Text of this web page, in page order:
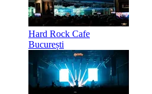
Hard Rock Cafe
București